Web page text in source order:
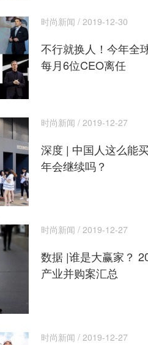
时尚新闻 / 2019-12-30
不行就换人！今年全
每月6位CEO离任
时尚新闻 / 2019-12-27
深度 | 中国人这么能
年会继续吗？
时尚新闻 / 2019-12-27
数据 |谁是大赢家？
产业并购案汇总
时尚新闻 / 2019-12-27